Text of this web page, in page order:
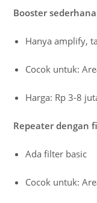
Booster
Hanya amplify,
Cocok untuk:
Harga: Rp 3-8
Repeater dengan
Ada filter basic
Cocok untuk: